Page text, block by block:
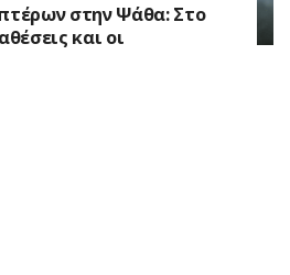
στην Ψάθα: Στο
και οι